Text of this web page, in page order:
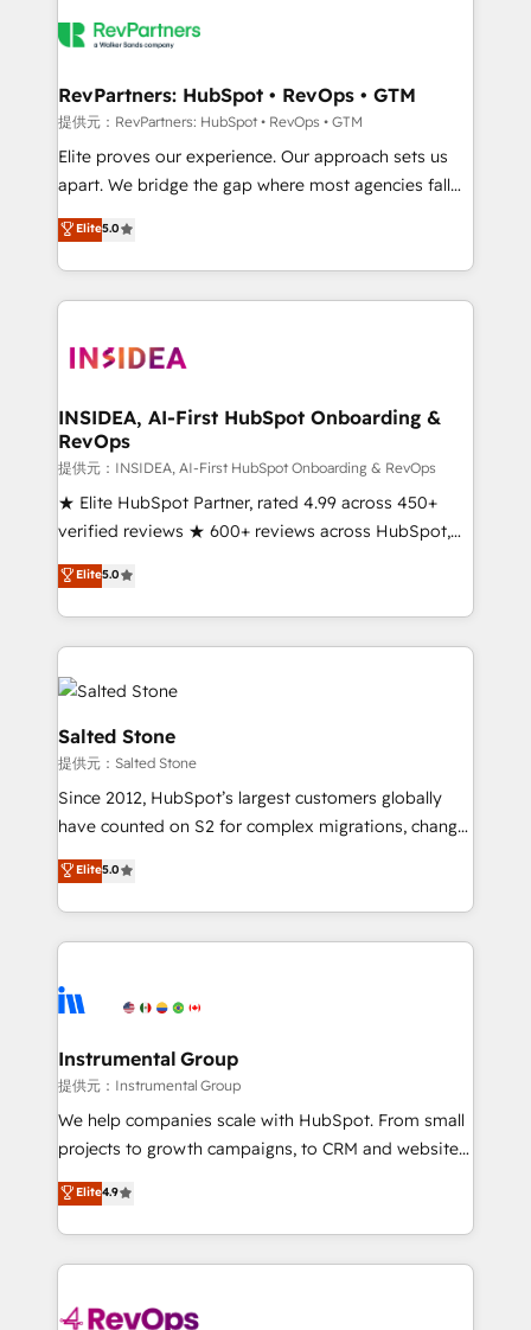
grows.
multi-region migrations to AI-powered automation,
scale. 🏆 HubSpot’s CEO called us “the partner of the
future.” Others agree it is proof of trust built through
measurable impact.
RevPartners: HubSpot • RevOps • GTM
提供元：RevPartners: HubSpot • RevOps • GTM
Elite proves our experience. Our approach sets us
apart. We bridge the gap where most agencies fall
short by combining GTM strategy with technical
execution to solve the right problem with the right
solution. As the only firm in the world to hold Elite
Partner Accreditations with both HubSpot and Clay,
architecture, pipeline generation, data intelligence,
Choose RP: - Secure: Soc2 compliant 🛡️ - Pricing:
Implementations starting at $1,5k 💵 - Speed: Launch
in 14 days ⚡ - Global: 250 professionals across five
continents 🌐 - Scale: Fastest tiering Elite HubSpot
Partner 🪴 - Sales Hub: More implementations than
Salesforce addicts to HubSpot evangelists 🧡 Don't
hire a marketing agency for an Ops problem. Don't
Elite5.0
INSIDEA, AI-First HubSpot Onboarding &
RevOps
提供元：INSIDEA, AI-First HubSpot Onboarding & RevOps
★ Elite HubSpot Partner, rated 4.99 across 450+
verified reviews ★ 600+ reviews across HubSpot,
G2 & Clutch ★ 150+ in-house HubSpot-certified
experts ★ 1,500+ implementations across 25+
countries ★ AI-first, RevOps-led, onboarding-
obsessed INSIDEA helps growing companies turn
HubSpot into a revenue engine. We onboard your
team, migrate your data, and build AI-powered
workflows that drive adoption from week one, in
your time zone. What we do: ➤ Onboarding: Live in
weeks, with workflows built around your business,
not a template. ➤ Migration: Move from any legacy
CRM. Zero downtime, full data integrity. ➤
Implementation: Configure HubSpot to run your
revenue process. Sales, marketing, and service wired
Ongoing Management: Monthly tune-ups, feature
rollouts, adoption coaching. Buying HubSpot,
built for the work.
Elite5.0
Salted Stone
提供元：Salted Stone
Since 2012, HubSpot’s largest customers globally
have counted on S2 for complex migrations, change
management, systems integration, and creative
solutions that deliver measurable impact and
transform brand experiences As one of the few full-
service creative agencies in the HubSpot
winning design to build scalable, globally
marketing campaigns, & RevOps frameworks that
fuel long-term success We connect the entire
customer lifecycle through seamless integrations,
ensure long-term adoption with change-
and service to drive sustainable growth With 6 key
HubSpot accreditations and experience across
teams has worked with clients just like you Let’s
Elite5.0
Instrumental Group
提供元：Instrumental Group
We help companies scale with HubSpot. From small
projects to growth campaigns, to CRM and websites.
Hire an agency that's experienced in every inch of
HubSpot and willing to work hand-in-hand with your
team to simplify the complex and build a better
experience for your team and customers.
Elite4.9